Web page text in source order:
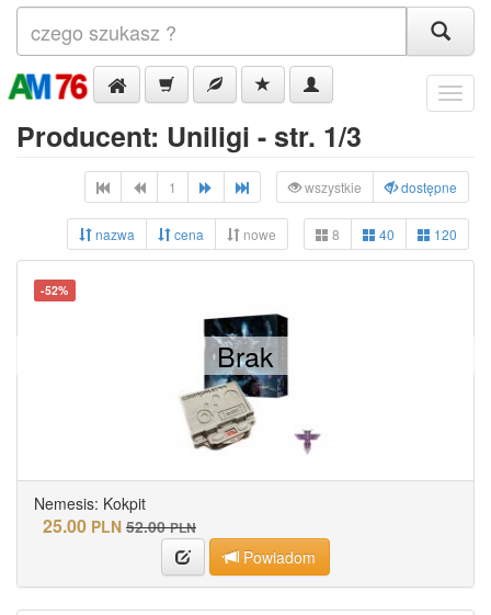
Menu
Producent: Uniligi - str. 1/3
1 wszystkie dostępne
nazwa cena nowe 8 40 120
-52%
Nemesis: Kokpit
25.00 PLN 52.00 PLN
Powiadom
Brak